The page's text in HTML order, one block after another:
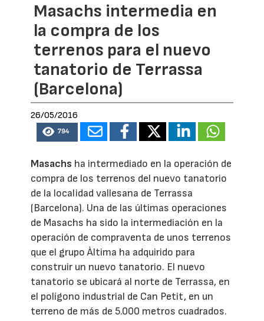
Masachs intermedia en
la compra de los
terrenos para el nuevo
tanatorio de Terrassa
(Barcelona)
26/05/2016
794
Masachs ha intermediado en la operación de
compra de los terrenos del nuevo tanatorio
de la localidad vallesana de Terrassa
(Barcelona). Una de las últimas operaciones
de Masachs ha sido la intermediación en la
operación de compraventa de unos terrenos
que el grupo Àltima ha adquirido para
construir un nuevo tanatorio. El nuevo
tanatorio se ubicará al norte de Terrassa, en
el polígono industrial de Can Petit, en un
terreno de más de 5.000 metros cuadrados.